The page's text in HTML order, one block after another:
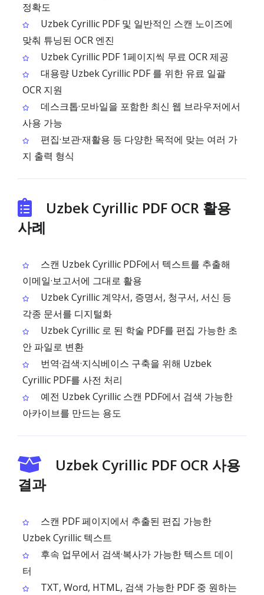
정확도
Uzbek Cyrillic PDF 및 일반적인 스캔 노이즈에
맞춰 튜닝된 OCR 엔진
Uzbek Cyrillic PDF 1페이지씩 무료 OCR 제공
대용량 Uzbek Cyrillic PDF 를 위한 유료 일괄
OCR 지원
데스크톱·모바일을 포함한 최신 웹 브라우저에서
사용 가능
편집·보관·재활용 등 다양한 목적에 맞는 여러 가
지 출력 형식
Uzbek Cyrillic PDF OCR 활용
사례
스캔 Uzbek Cyrillic PDF에서 텍스트를 추출해
이메일·보고서에 그대로 활용
Uzbek Cyrillic 계약서, 증명서, 청구서, 서신 등
각종 문서를 디지털화
Uzbek Cyrillic 로 된 학술 PDF를 편집 가능한 초
안 파일로 변환
번역·검색·지식베이스 구축을 위해 Uzbek
Cyrillic PDF를 사전 처리
예전 Uzbek Cyrillic 스캔 PDF에서 검색 가능한
아카이브를 만드는 용도
Uzbek Cyrillic PDF OCR 사용
결과
스캔 PDF 페이지에서 추출된 편집 가능한
Uzbek Cyrillic 텍스트
후속 업무에서 검색·복사가 가능한 텍스트 데이
터
TXT, Word, HTML, 검색 가능한 PDF 중 원하는